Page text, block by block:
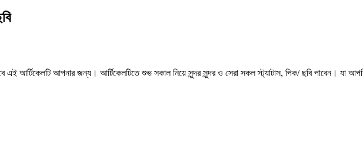
আর্টিকেলটি আপনার জন্য। আর্টিকেলটিতে শুভ সকাল নিয়ে সুন্দর সুন্দর ও সেরা সকল স্ট্যাটাস, পিক/ ছবি পাবেন। যা